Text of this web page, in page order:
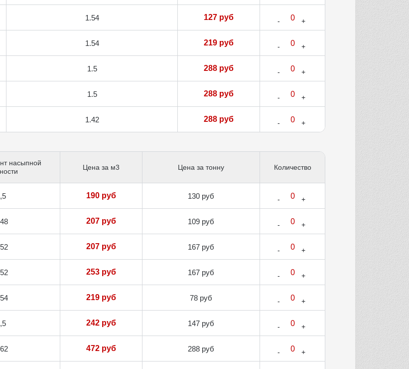
1.54 127 руб
1.54 219 руб
1.5 288 руб
1.5 288 руб
1.42 288 руб
насыпной
Цена за м3 Цена за тонну Количество
190 руб 130 руб
207 руб 109 руб
207 руб 167 руб
253 руб 167 руб
219 руб 78 руб
242 руб 147 руб
472 руб 288 руб